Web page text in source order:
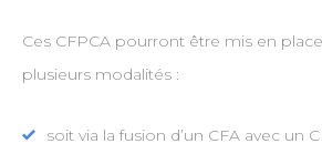
Ces CFPCA pourront être mis en
plusieurs modalités :
soit via la fusion d’un CFA avec un